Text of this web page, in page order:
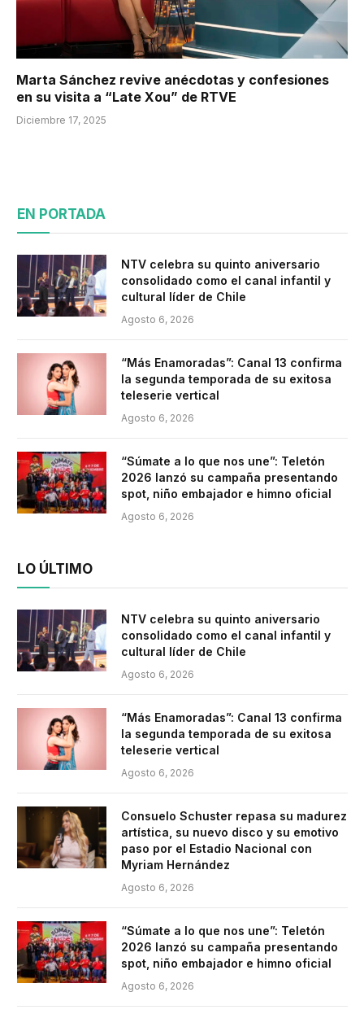
Marta Sánchez revive anécdotas y confesiones
en su visita a “Late Xou” de RTVE
Diciembre 17, 2025
EN PORTADA
NTV celebra su quinto aniversario
consolidado como el canal infantil y
cultural líder de Chile
Agosto 6, 2026
“Más Enamoradas”: Canal 13 confirma
la segunda temporada de su exitosa
teleserie vertical
Agosto 6, 2026
“Súmate a lo que nos une”: Teletón
2026 lanzó su campaña presentando
spot, niño embajador e himno oficial
Agosto 6, 2026
LO ÚLTIMO
NTV celebra su quinto aniversario
consolidado como el canal infantil y
cultural líder de Chile
Agosto 6, 2026
“Más Enamoradas”: Canal 13 confirma
la segunda temporada de su exitosa
teleserie vertical
Agosto 6, 2026
Consuelo Schuster repasa su madurez
artística, su nuevo disco y su emotivo
paso por el Estadio Nacional con
Myriam Hernández
Agosto 6, 2026
“Súmate a lo que nos une”: Teletón
2026 lanzó su campaña presentando
spot, niño embajador e himno oficial
Agosto 6, 2026